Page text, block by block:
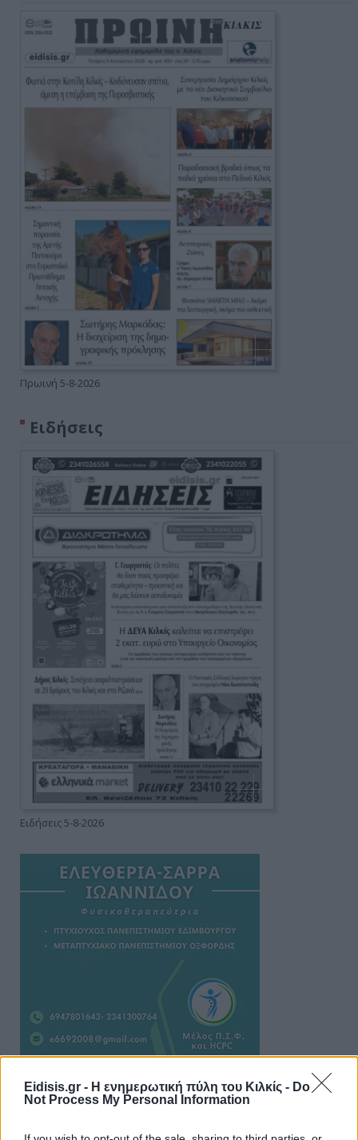
Eidisis.gr - Η ενημερωτική πύλη του Κιλκίς - Do
Not Process My Personal Information
Πρωινή 5-8-2026
Ειδήσεις
Ειδήσεις 5-8-2026